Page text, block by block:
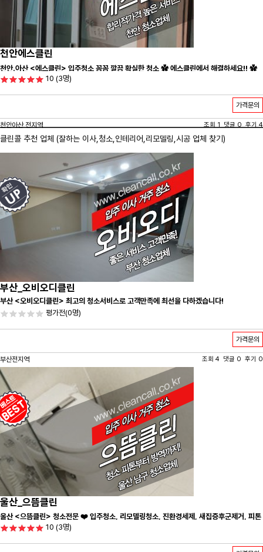
천안에스클린
천안.아산 <에스클린> 입주청소 꼼꼼 깔끔 확실한 청소 ✿ 에스클린에서 해결하세요!! ✿
10 (3명)
가격문의
천안아산 전지역 조회 1 댓글 0 후기 4
클린콜 추천 업체 (잘하는 이사, 청소 ,인테리어,리모델링,시공 업체 찾기)
부산_오비오디클린
부산 <오비오디클린> 최고의 청소서비스로 고객만족에 최선을 다하겠습니다!
평가전(0명)
가격문의
부산전지역 조회 4 댓글 0 후기 0
울산_으뜸클린
울산 <으뜸클린> 청소전문 ❤️ 입주청소, 리모델링청소, 진환경세제, 새집증후군제거, 피톤
치드시공 전문 청소 업체 ❤️
10 (3명)